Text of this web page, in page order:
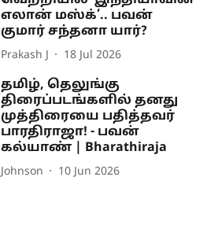
எலான் மஸ்க்’.. பவன்
குமார் சந்தனா யார்?
Prakash J 18 Jul 2026
தமிழ், தெலுங்கு
திரைப்படங்களில் தனது
முத்திரையை பதித்தவர்
பாரதிராஜா! - பவன்
கல்யாண் | Bharathiraja
Johnson 10 Jun 2026